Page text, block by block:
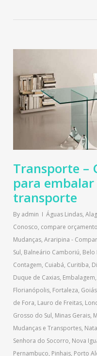
Transporte –
para
transporte
By admin Águas Lindas,
Conosco, compare
Mudanças, Araripina -
Sul, Balneário Camboriú, Belo
Contagem, Cuiabá, Curitiba,
Duque de Caxias, Embalagem,
Florianópolis, Fortaleza, Goiás
de Fora, Lauro de Freitas,
Grosso do Sul, Minas Gerais,
Mudanças e Transportes,
Senhora do Socorro, Nova
Pernambuco, Pinhais, Porto